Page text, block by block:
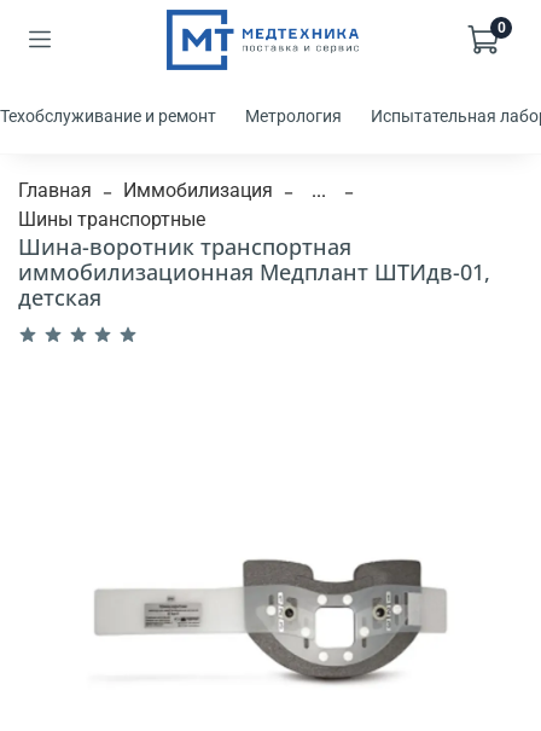
0
Техобслуживание и ремонт Метрология Испытательная
Главная Иммобилизация
...
Шины транспортные
Шина-воротник транспортная
иммобилизационная Медплант ШТИдв-01,
детская